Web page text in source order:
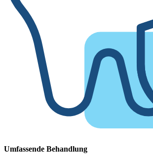
Umfassende Behandlung